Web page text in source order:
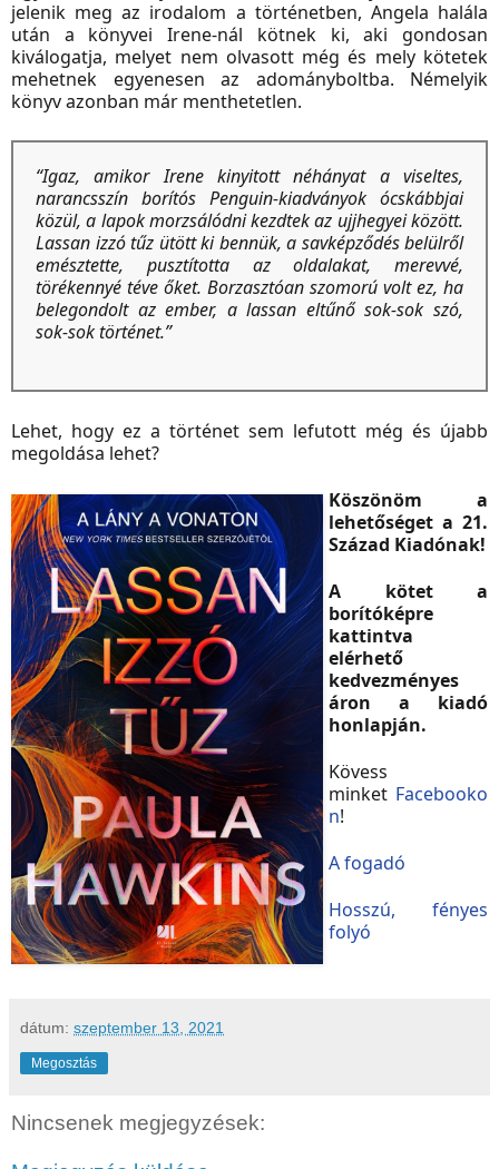
jelenik meg az irodalom a történetben, Angela halála
után a könyvei Irene-nál kötnek ki, aki gondosan
kiválogatja, melyet nem olvasott még és mely kötetek
mehetnek egyenesen az adományboltba. Némelyik
könyv azonban már menthetetlen.
“Igaz, amikor Irene kinyitott néhányat a viseltes,
narancsszín borítós Penguin-kiadványok ócskábbjai
közül, a lapok morzsálódni kezdtek az ujjhegyei között.
Lassan izzó tűz ütött ki bennük, a savképződés belülről
emésztette, pusztította az oldalakat, merevvé,
törékennyé téve őket. Borzasztóan szomorú volt ez, ha
belegondolt az ember, a lassan eltűnő sok-sok szó,
sok-sok történet.”
Lehet, hogy ez a történet sem lefutott még és újabb
megoldása lehet?
Köszönöm a
lehetőséget a 21.
Század Kiadónak!
A kötet a
borítóképre
kattintva
elérhető
kedvezményes
áron a kiadó
honlapján.
Kövess
minket Facebooko
n!
A fogadó
Hosszú, fényes
folyó
dátum: szeptember 13, 2021
Megosztás
Nincsenek megjegyzések: